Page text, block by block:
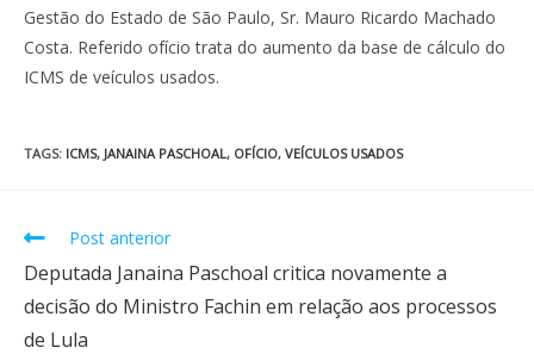
Gestão do Estado de São Paulo, Sr. Mauro Ricardo Machado
Costa. Referido ofício trata do aumento da base de cálculo do
ICMS de veículos usados.
TAGS: ICMS, JANAINA PASCHOAL, OFÍCIO, VEÍCULOS USADOS
Post anterior
Deputada Janaina Paschoal critica novamente a
decisão do Ministro Fachin em relação aos processos
de Lula